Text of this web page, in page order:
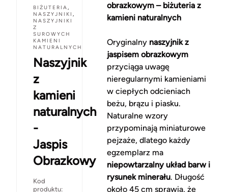
BIŻUTERIA,
NASZYJNIKI ,
NASZYJNIKI
Z
SUROWYCH
KAMIENI
NATURALNYCH
Naszyjnik
z
kamieni
naturalnych
-
Jaspis
Obrazkowy
Kod
produktu:
obrazkowym – biżuteria z
kamieni naturalnych
Oryginalny naszyjnik z
jaspisem obrazkowym
przyciąga uwagę
nieregularnymi kamieniami
w ciepłych odcieniach
beżu, brązu i piasku.
Naturalne wzory
przypominają miniaturowe
pejzaże, dlatego każdy
egzemplarz ma
niepowtarzalny układ barw i
rysunek minerału. Długość
około 45 cm sprawia, że